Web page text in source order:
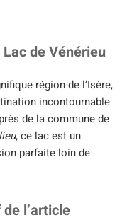
de Vénérieu
région de l’Isère,
incontournable
de la commune de
, ce lac est un
parfaite loin de
l’article